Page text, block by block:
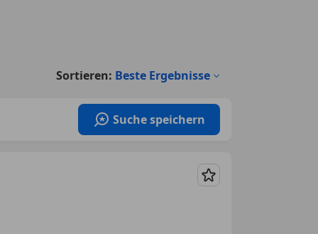
Sortieren: Beste Ergebnisse
Suche speichern
Merken